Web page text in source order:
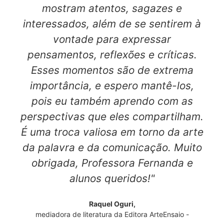
mostram atentos, sagazes e
interessados, além de se sentirem à
vontade para expressar
pensamentos, reflexões e críticas.
Esses momentos são de extrema
importância, e espero mantê-los,
pois eu também aprendo com as
perspectivas que eles compartilham.
É uma troca valiosa em torno da arte
da palavra e da comunicação. Muito
obrigada, Professora Fernanda e
alunos queridos!"
Raquel Oguri,
mediadora de literatura da Editora ArteEnsaio -